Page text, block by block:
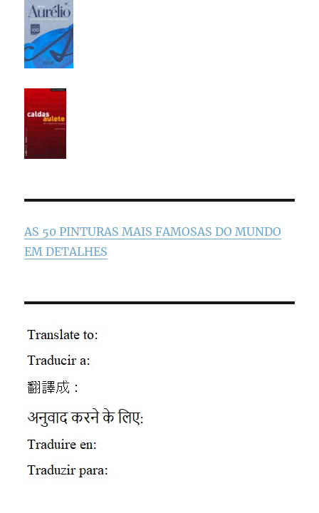
AS 50 PINTURAS MAIS FAMOSAS DO MUNDO
EM DETALHES